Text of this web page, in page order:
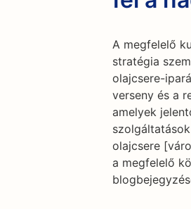
A megfelelő
stratégia
olajcsere-
verseny és a
amelyek
olajcsere
a megfelelő